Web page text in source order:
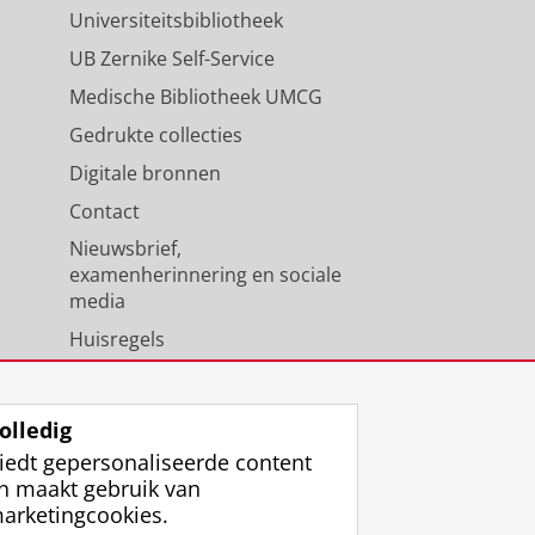
Universiteitsbibliotheek
UB Zernike Self-Service
Medische Bibliotheek UMCG
Gedrukte collecties
Digitale bronnen
Contact
Nieuwsbrief,
examenherinnering en sociale
media
Huisregels
Universiteitsbibliotheek
gepersonaliseerde content
maakt gebruik van